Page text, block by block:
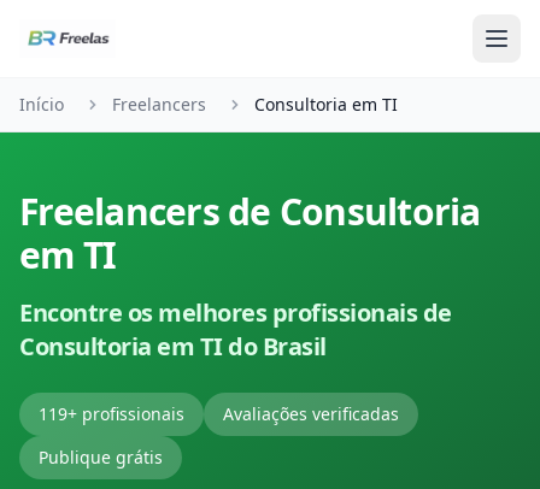
Início Freelancers Consultoria em TI
Freelancers de Consultoria
em TI
Encontre os melhores profissionais de
Consultoria em TI do Brasil
119+ profissionais
Avaliações verificadas
Publique grátis